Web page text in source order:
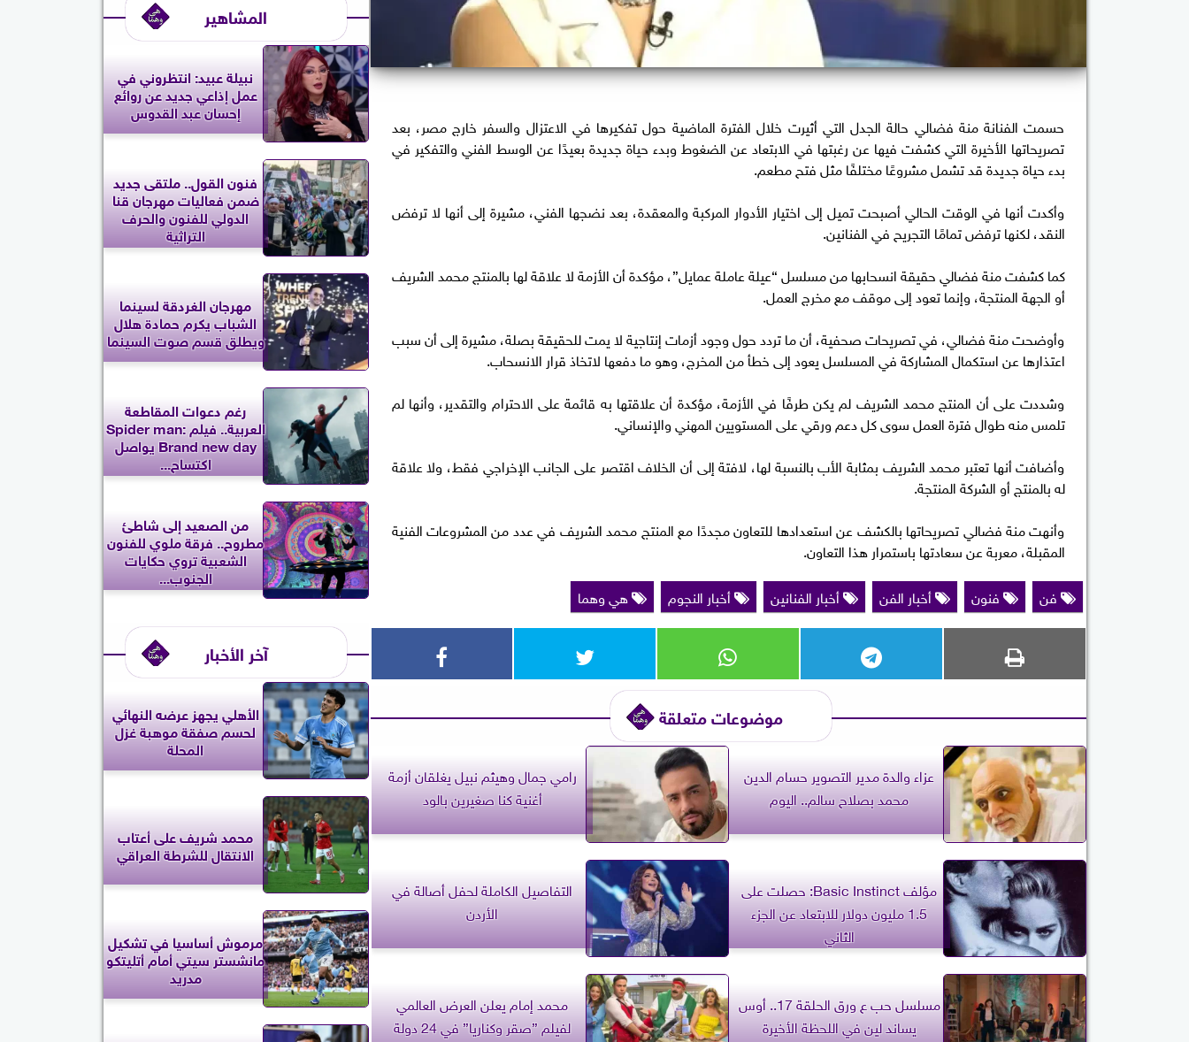
حسمت الفنانة منة فضالي حالة الجدل التي أثيرت خلال الفترة الماضية حول تفكيرها في الاعتزال والسفر خارج مصر، بعد
تصريحاتها الأخيرة التي كشفت فيها عن رغبتها في الابتعاد عن الضغوط وبدء حياة جديدة بعيدًا عن الوسط الفني والتفكير في
بدء حياة جديدة قد تشمل مشروعًا مختلفًا مثل فتح مطعم.
وأكدت أنها في الوقت الحالي أصبحت تميل إلى اختيار الأدوار المركبة والمعقدة، بعد نضجها الفني، مشيرة إلى أنها لا ترفض
النقد، لكنها ترفض تمامًا التجريح في الفنانين.
كما كشفت منة فضالي حقيقة انسحابها من مسلسل “عيلة عاملة عمايل”، مؤكدة أن الأزمة لا علاقة لها بالمنتج محمد الشريف
أو الجهة المنتجة، وإنما تعود إلى موقف مع مخرج العمل.
وأوضحت منة فضالي، في تصريحات صحفية، أن ما تردد حول وجود أزمات إنتاجية لا يمت للحقيقة بصلة، مشيرة إلى أن سبب
اعتذارها عن استكمال المشاركة في المسلسل يعود إلى خطأ من المخرج، وهو ما دفعها لاتخاذ قرار الانسحاب.
وشددت على أن المنتج محمد الشريف لم يكن طرفًا في الأزمة، مؤكدة أن علاقتها به قائمة على الاحترام والتقدير، وأنها لم
تلمس منه طوال فترة العمل سوى كل دعم ورقي على المستويين المهني والإنساني.
وأضافت أنها تعتبر محمد الشريف بمثابة الأب بالنسبة لها، لافتة إلى أن الخلاف اقتصر على الجانب الإخراجي فقط، ولا علاقة
له بالمنتج أو الشركة المنتجة.
وأنهت منة فضالي تصريحاتها بالكشف عن استعدادها للتعاون مجددًا مع المنتج محمد الشريف في عدد من المشروعات الفنية
المقبلة، معربة عن سعادتها باستمرار هذا التعاون.
فن
فنون أخبار الفن أخبار الفنانين أخبار النجوم هي وهما
موضوعات متعلقة
عزاء والدة مدير التصوير حسام الدين
محمد بصلاح سالم.. اليوم
رامي جمال وهيثم نبيل يغلقان أزمة
أغنية كنا صغيرين بالود
مؤلف Basic Instinct: حصلت على
1.5 مليون دولار للابتعاد عن الجزء
الثاني
التفاصيل الكاملة لحفل أصالة في
الأردن
مسلسل حب ع ورق الحلقة 17.. أوس
يساند لين في اللحظة الأخيرة
محمد إمام يعلن العرض العالمي
لفيلم ”صقر وكناريا” في 24 دولة
المشاهير
نبيلة عبيد: انتظروني في
عمل إذاعي جديد عن روائع
إحسان عبد القدوس
فنون القول.. ملتقى جديد
ضمن فعاليات مهرجان قنا
الدولي للفنون والحرف
التراثية
مهرجان الغردقة لسينما
الشباب يكرم حمادة هلال
ويطلق قسم صوت السينما
رغم دعوات المقاطعة
العربية.. فيلم Spider man:
Brand new day يواصل
اكتساح...
من الصعيد إلى شاطئ
مطروح.. فرقة ملوي للفنون
الشعبية تروي حكايات
الجنوب...
آخر الأخبار
الأهلي يجهز عرضه النهائي
لحسم صفقة موهبة غزل
المحلة
محمد شريف على أعتاب
الانتقال للشرطة العراقي
مرموش أساسيا في تشكيل
مانشستر سيتي أمام أتليتكو
مدريد